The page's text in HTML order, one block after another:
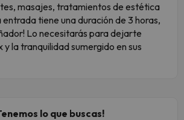
masajes, tratamientos de estética
entrada tiene una duración de 3 horas,
Lo necesitarás para dejarte
y la tranquilidad sumergido en sus
lo que buscas!